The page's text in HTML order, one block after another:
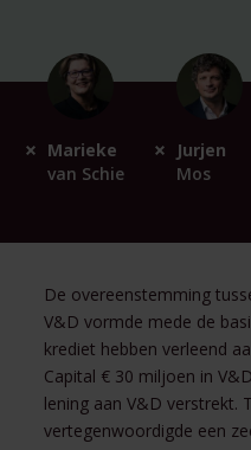
Marieke
van Schie
Jurjen
Mos
De overeenstemming
V&D vormde mede de
krediet hebben verleend
Capital € 30 miljoen in
lening aan V&D verstrekt.
vertegenwoordigde een